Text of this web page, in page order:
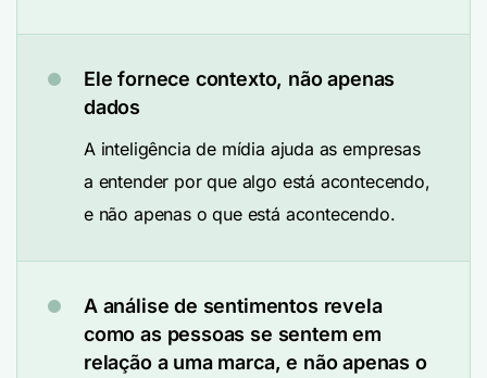
Ele fornece contexto, não apenas
dados
A inteligência de mídia ajuda as empresas
a entender por que algo está acontecendo,
e não apenas o que está acontecendo.
A análise de sentimentos revela
como as pessoas se sentem em
relação a uma marca, e não apenas o